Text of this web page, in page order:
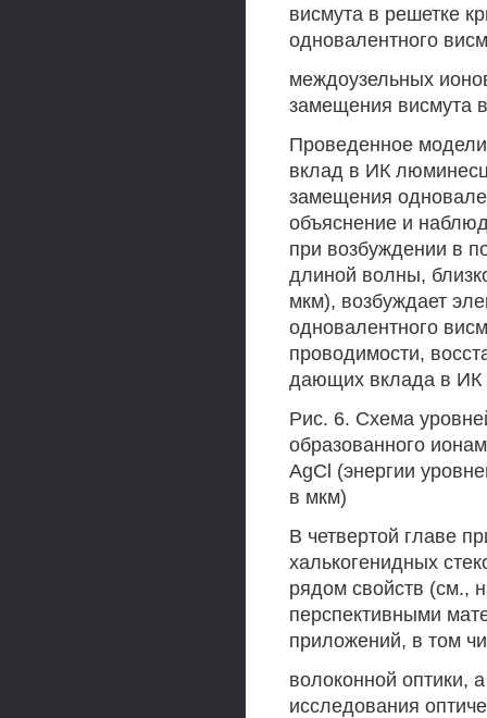
висмута в решетке
одновалентного
междоузельных
замещения висмута
Проведенное
вклад в ИК
замещения
объяснение и
при возбуждении в
длиной волны,
мкм), возбуждает
одновалентного
проводимости,
дающих вклада в
Рис. 6. Схема
образованного
AgCl (энергии
в мкм)
В четвертой главе
халькогенидных
рядом свойств (см.,
перспективными
приложений, в том
волоконной оптики,
исследования